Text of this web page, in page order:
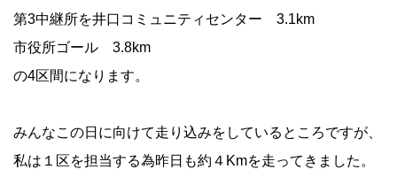
第3中継所を井口コミュニティセンター 3.1km
市役所ゴール 3.8km
の4区間になります。
みんなこの日に向けて走り込みをしているところですが、
私は１区を担当する為昨日も約４Kmを走ってきました。